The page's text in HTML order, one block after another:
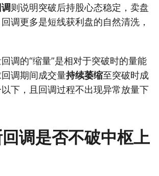
则说明突破后持股心态稳定，卖盘
调更多是短线获利盘的自然清洗，
调的“缩量”是相对于突破时的量能
调期间成交量持续萎缩至突破时成
下，且回调过程不出现异常放量下
调是否不破中枢上